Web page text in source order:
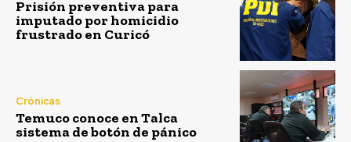
Prisión preventiva para
imputado por homicidio
frustrado en Curicó
Crónicas
Temuco conoce en Talca
sistema de botón de pánico